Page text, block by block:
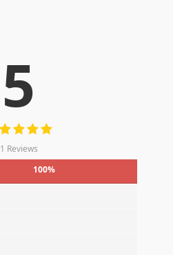
5
1 Reviews
100%